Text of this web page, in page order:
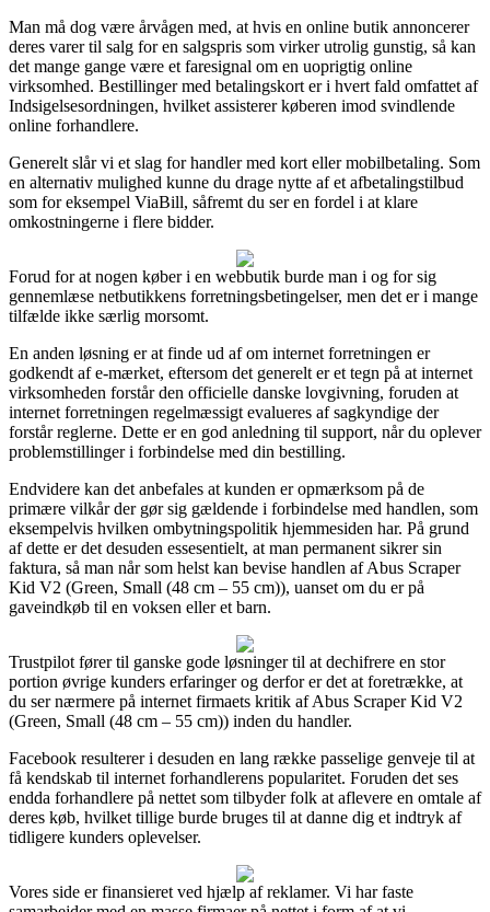
Man må dog være årvågen med, at hvis en online butik annoncerer
deres varer til salg for en salgspris som virker utrolig gunstig, så kan
det mange gange være et faresignal om en uoprigtig online
virksomhed. Bestillinger med betalingskort er i hvert fald omfattet af
Indsigelsesordningen, hvilket assisterer køberen imod svindlende
online forhandlere.
Generelt slår vi et slag for handler med kort eller mobilbetaling. Som
en alternativ mulighed kunne du drage nytte af et afbetalingstilbud
som for eksempel ViaBill, såfremt du ser en fordel i at klare
omkostningerne i flere bidder.
Forud for at nogen køber i en webbutik burde man i og for sig
gennemlæse netbutikkens forretningsbetingelser, men det er i mange
tilfælde ikke særlig morsomt.
En anden løsning er at finde ud af om internet forretningen er
godkendt af e-mærket, eftersom det generelt er et tegn på at internet
virksomheden forstår den officielle danske lovgivning, foruden at
internet forretningen regelmæssigt evalueres af sagkyndige der
forstår reglerne. Dette er en god anledning til support, når du oplever
problemstillinger i forbindelse med din bestilling.
Endvidere kan det anbefales at kunden er opmærksom på de
primære vilkår der gør sig gældende i forbindelse med handlen, som
eksempelvis hvilken ombytningspolitik hjemmesiden har. På grund
af dette er det desuden essesentielt, at man permanent sikrer sin
faktura, så man når som helst kan bevise handlen af Abus Scraper
Kid V2 (Green, Small (48 cm – 55 cm)), uanset om du er på
gaveindkøb til en voksen eller et barn.
Trustpilot fører til ganske gode løsninger til at dechifrere en stor
portion øvrige kunders erfaringer og derfor er det at foretrække, at
du ser nærmere på internet firmaets kritik af Abus Scraper Kid V2
(Green, Small (48 cm – 55 cm)) inden du handler.
Facebook resulterer i desuden en lang række passelige genveje til at
få kendskab til internet forhandlerens popularitet. Foruden det ses
endda forhandlere på nettet som tilbyder folk at aflevere en omtale af
deres køb, hvilket tillige burde bruges til at danne dig et indtryk af
tidligere kunders oplevelser.
Vores side er finansieret ved hjælp af reklamer. Vi har faste